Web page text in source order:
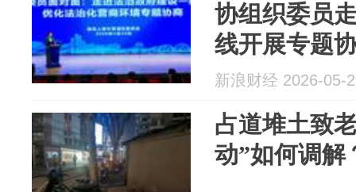
协组织委员
线开展专题
新浪财经 2026-05-
占道堆土致
动”如何调解